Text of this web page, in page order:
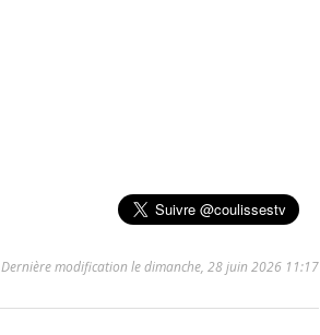
Dernière modification le dimanche, 28 juin 2026 11:17